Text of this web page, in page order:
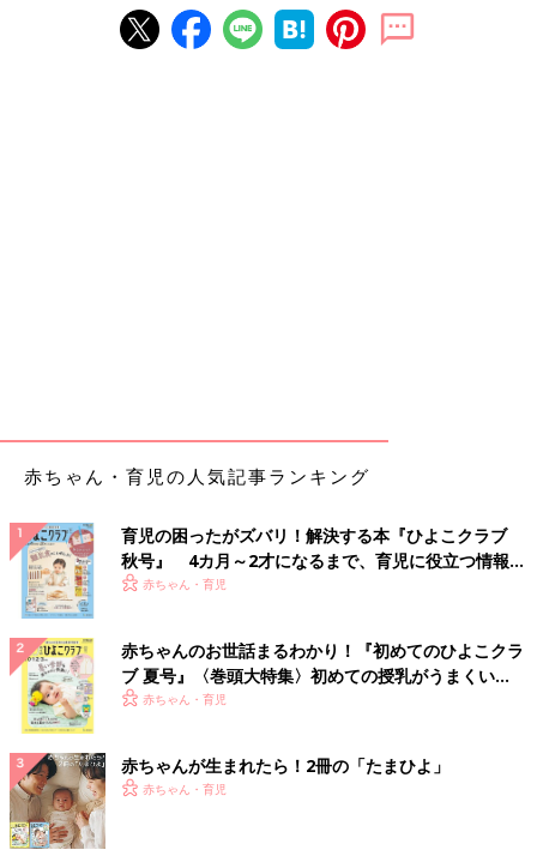
赤ちゃん・育児の人気記事ランキング
育児の困ったがズバリ！解決する本『ひよこクラブ
秋号』 4カ月～2才になるまで、育児に役立つ情報が
いっぱい！
赤ちゃん・育児
赤ちゃんのお世話まるわかり！『初めてのひよこクラ
ブ 夏号』〈巻頭大特集〉初めての授乳がうまくい
く！ おっぱい・ミルクの基本と夏のトラブル 解決テ
赤ちゃん・育児
赤ちゃんが生まれたら！2冊の「たまひよ」
赤ちゃん・育児